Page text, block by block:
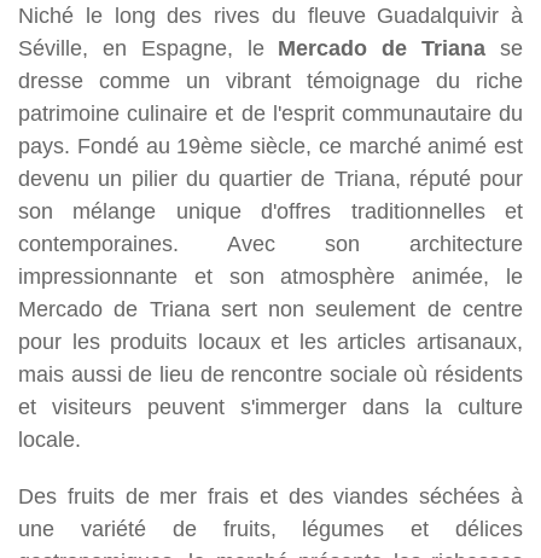
Niché le long des rives du fleuve Guadalquivir à
Séville, en Espagne, le Mercado de Triana se
dresse comme un vibrant témoignage du riche
patrimoine culinaire et de l'esprit communautaire du
pays. Fondé au 19ème siècle, ce marché animé est
devenu un pilier du quartier de Triana, réputé pour
son mélange unique d'offres traditionnelles et
contemporaines. Avec son architecture
impressionnante et son atmosphère animée, le
Mercado de Triana sert non seulement de centre
pour les produits locaux et les articles artisanaux,
mais aussi de lieu de rencontre sociale où résidents
et visiteurs peuvent s'immerger dans la culture
locale.
Des fruits de mer frais et des viandes séchées à
une variété de fruits, légumes et délices